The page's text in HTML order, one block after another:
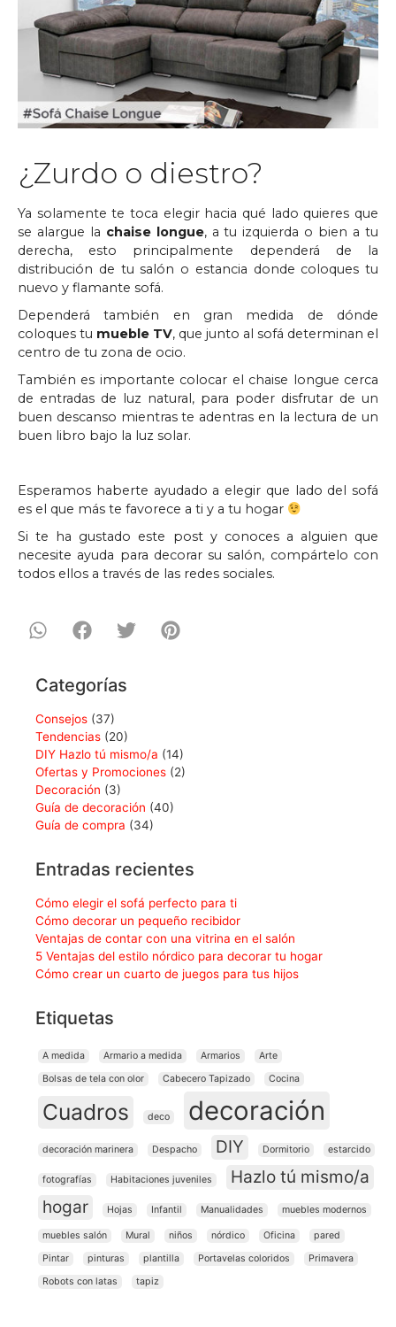
¿Zurdo o diestro?
Ya solamente te toca elegir hacia qué lado quieres que
se alargue la chaise longue, a tu izquierda o bien a tu
derecha, esto principalmente dependerá de la
distribución de tu salón o estancia donde coloques tu
nuevo y flamante sofá.
Dependerá también en gran medida de dónde
coloques tu mueble TV, que junto al sofá determinan el
centro de tu zona de ocio.
También es importante colocar el chaise longue cerca
de entradas de luz natural, para poder disfrutar de un
buen descanso mientras te adentras en la lectura de un
buen libro bajo la luz solar.
Esperamos haberte ayudado a elegir que lado del sofá
es el que más te favorece a ti y a tu hogar
Si te ha gustado este post y conoces a alguien que
necesite ayuda para decorar su salón, compártelo con
todos ellos a través de las redes sociales.
Categorías
Consejos (37)
Tendencias (20)
DIY Hazlo tú mismo/a (14)
Ofertas y Promociones (2)
Decoración (3)
Guía de decoración (40)
Guía de compra (34)
Entradas recientes
Cómo elegir el sofá perfecto para ti
Cómo decorar un pequeño recibidor
Ventajas de contar con una vitrina en el salón
5 Ventajas del estilo nórdico para decorar tu hogar
Cómo crear un cuarto de juegos para tus hijos
Etiquetas
A medida Armario a medida Armarios
Arte
Bolsas de tela con olor
Cabecero Tapizado Cocina
Cuadros deco decoración
decoración marinera Despacho DIY Dormitorio estarcido
fotografías Habitaciones juveniles
Hazlo tú mismo/a
hogar
Hojas Infantil Manualidades muebles modernos
muebles salón Mural niños nórdico Oficina
pared
Pintar
pinturas plantilla Portavelas coloridos
Primavera
Robots con latas
tapiz